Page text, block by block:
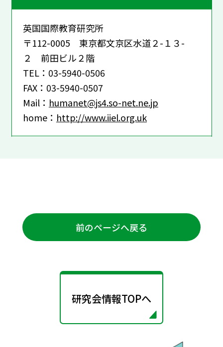
英国国際教育研究所
〒112-0005 東京都文京区水道２-１３-
２ 前田ビル２階
TEL：03-5940-0506
FAX：03-5940-0507
Mail： humanet@js4.so-net.ne.jp
home： http://www.iiel.org.uk
前のページへ戻る
研究会情報TOPへ